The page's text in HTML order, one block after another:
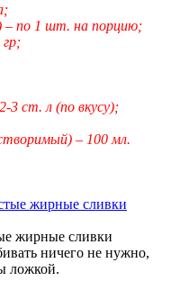
– по 1 шт. на порцию;
3 ст. л (по вкусу);
– 100 мл.
жирные сливки
ничего не нужно,
ложкой.